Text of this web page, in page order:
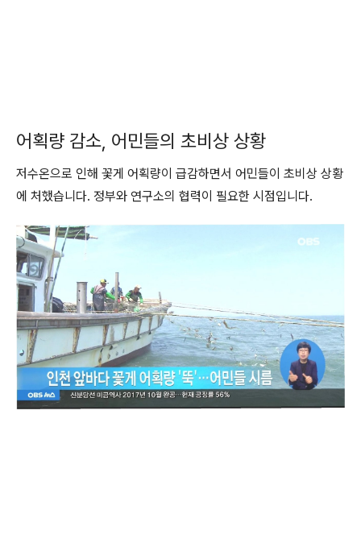
어획량 감소, 어민들의 초비상 상황
저수온으로 인해 꽃게 어획량이 급감하면서 어민들이 초비상 상황
에 처했습니다. 정부와 연구소의 협력이 필요한 시점입니다.